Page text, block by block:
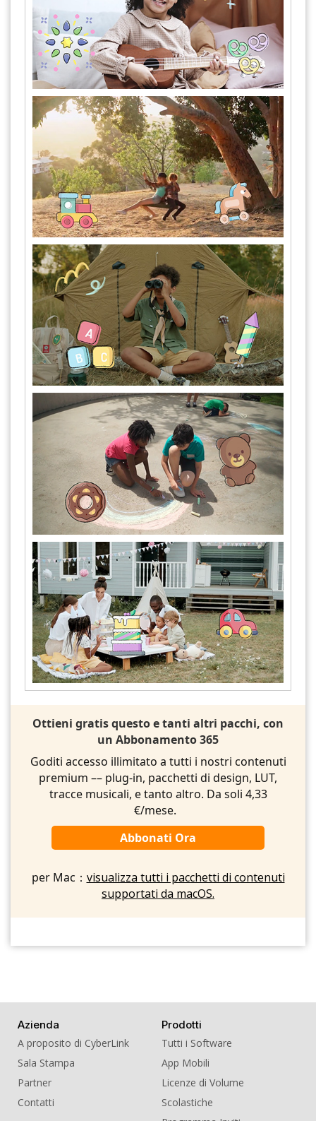
Ottieni gratis questo e tanti altri pacchi, con
un Abbonamento 365
Goditi accesso illimitato a tutti i nostri contenuti
premium –– plug-in, pacchetti di design, LUT,
tracce musicali, e tanto altro. Da soli 4,33
€/mese.
Abbonati Ora
per Mac： visualizza tutti i pacchetti di contenuti
supportati da macOS.
Azienda
A proposito di CyberLink
Sala Stampa
Partner
Contatti
Prodotti
Tutti i Software
App Mobili
Licenze di Volume
Scolastiche